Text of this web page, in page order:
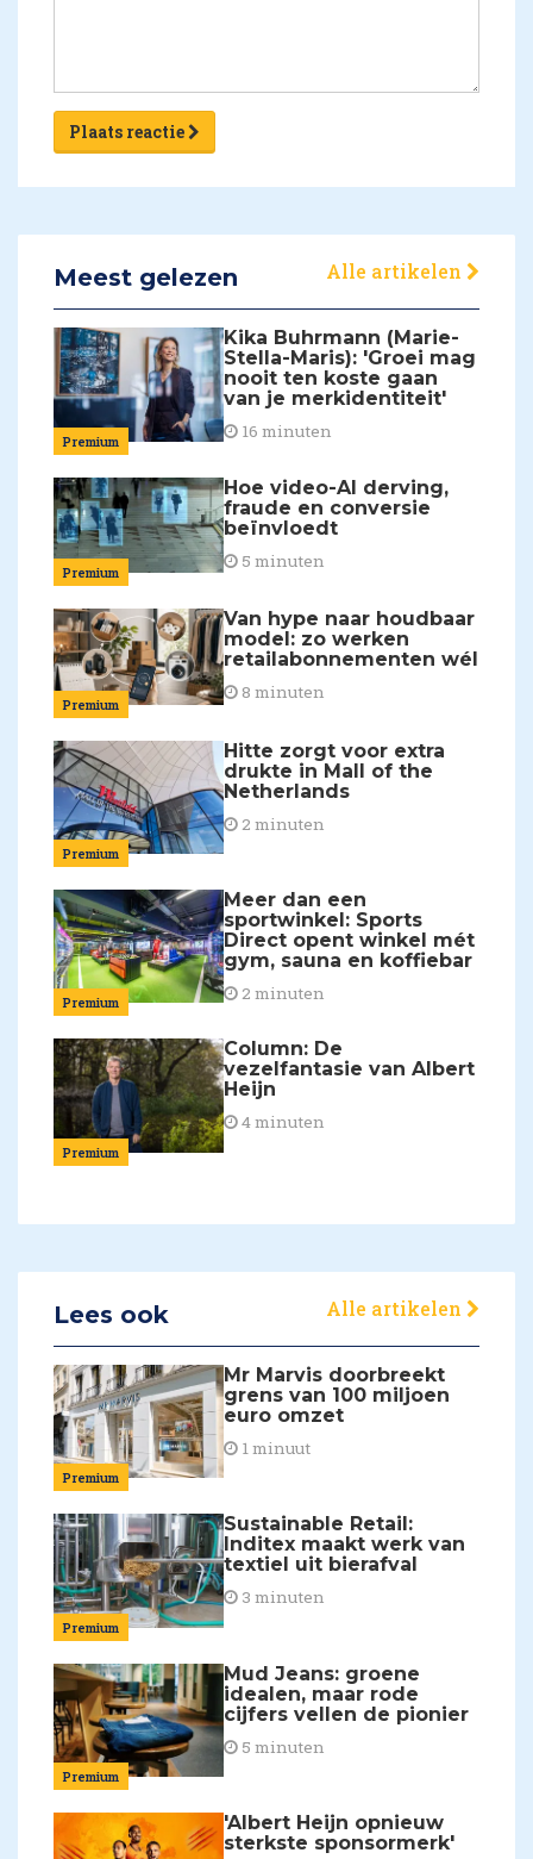
Plaats reactie
Meest gelezen Alle artikelen
Premium
Kika Buhrmann (Marie-
Stella-Maris): 'Groei mag
nooit ten koste gaan
van je merkidentiteit'
16 minuten
Premium
Hoe video-AI derving,
fraude en conversie
beïnvloedt
5 minuten
Premium
Van hype naar houdbaar
model: zo werken
retailabonnementen wél
8 minuten
Premium
Hitte zorgt voor extra
drukte in Mall of the
Netherlands
2 minuten
Premium
Meer dan een
sportwinkel: Sports
Direct opent winkel mét
gym, sauna en koffiebar
2 minuten
Premium
Column: De
vezelfantasie van Albert
Heijn
4 minuten
Lees ook Alle artikelen
Premium
Mr Marvis doorbreekt
grens van 100 miljoen
euro omzet
1 minuut
Premium
Sustainable Retail:
Inditex maakt werk van
textiel uit bierafval
3 minuten
Premium
Mud Jeans: groene
idealen, maar rode
cijfers vellen de pionier
5 minuten
'Albert Heijn opnieuw
sterkste sponsormerk'